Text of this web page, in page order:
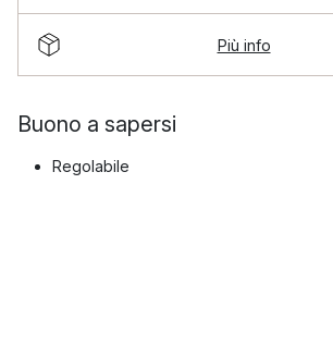
Più info
Buono a sapersi
Regolabile